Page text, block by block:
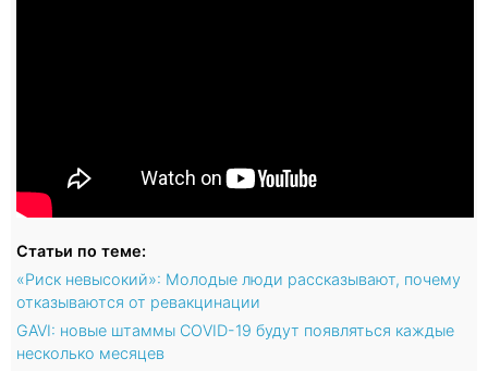
Статьи по теме:
«Риск невысокий»: Молодые люди рассказывают, почему
отказываются от ревакцинации
GAVI: новые штаммы COVID-19 будут появляться каждые
несколько месяцев